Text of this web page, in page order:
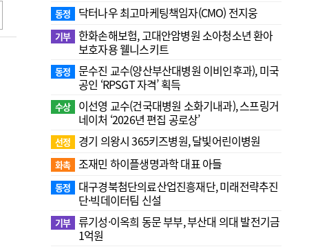
동정 닥터나우 최고마케팅책임자(CMO) 전지웅
기부 한화손해보험, 고대안암병원 소아청소년 환아
보호자용 웰니스키트
동정
문수진 교수( 양산부산대병원 이비인후과), 미국
공인 ‘RPSGT 자격’ 획득
수상
이선영 교수(건국대병원 소화기내과), 스프링거
네이처 ‘2026년 편집 공로상’
선정 경기 의왕시 365키즈병원, 달빛어린이병원
화촉 조재민 하이플생명과학 대표 아들
동정
대구경북첨단의료산업진흥재단, 미래전략추진
단·빅데이터팀 신설
기부 류기성·이옥희 동문 부부, 부산대 의대 발전기금
1억원